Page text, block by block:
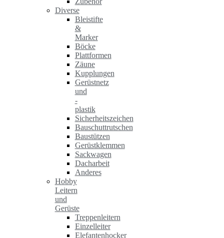
Diverse
Bleistifte
&
Marker
Böcke
Plattformen
Zäune
Kupplungen
Gerüstnetz
und
-
plastik
Sicherheitszeichen
Bauschuttrutschen
Baustützen
Gerüstklemmen
Sackwagen
Dacharbeit
Anderes
Hobby
Leitern
und
Gerüste
Treppenleitern
Einzelleiter
Elefantenhocker